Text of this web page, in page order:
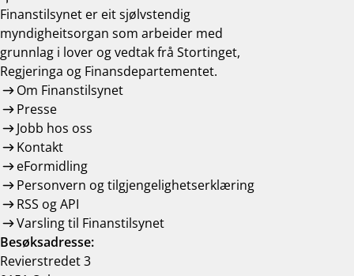
Finanstilsynet er eit sjølvstendig
myndigheitsorgan som arbeider med
grunnlag i lover og vedtak frå Stortinget,
Regjeringa og Finansdepartementet.
Om Finanstilsynet
Presse
Jobb hos oss
Kontakt
eFormidling
Personvern og tilgjengelighetserklæring
RSS og API
Varsling til Finanstilsynet
Besøksadresse:
Revierstredet 3